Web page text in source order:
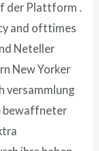
der Plattform .
and ofttimes
Neteller
New Yorker
versammlung
bewaffneter